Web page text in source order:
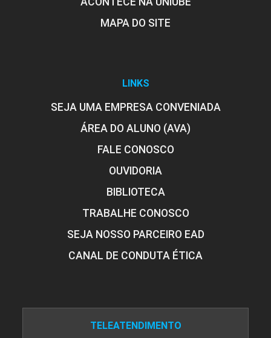
MAPA DO SITE
LINKS
SEJA UMA EMPRESA CONVENIADA
ÁREA DO ALUNO (AVA)
FALE CONOSCO
OUVIDORIA
BIBLIOTECA
TRABALHE CONOSCO
SEJA NOSSO PARCEIRO EAD
CANAL DE CONDUTA ÉTICA
TELEATENDIMENTO